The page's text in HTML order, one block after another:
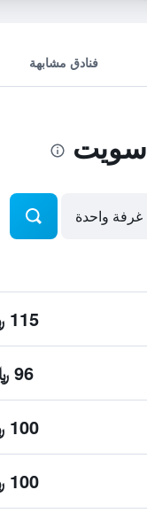
فنادق مشابهة
سويت
115 ﷼
96 ﷼
100 ﷼
100 ﷼